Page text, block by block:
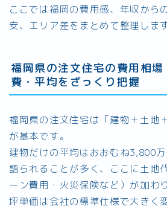
ここでは福岡の費用感、年収から
安、エリア差をまとめて整理します
福岡県の注文住宅の費用相
費・平均をざっくり把握
福岡県の注文住宅は「建物＋土地
が基本です。
建物だけの平均はおおむね3,800
語られることが多く、ここに土地
ーン費用・火災保険など）が加わ
坪単価は会社の標準仕様で大きく